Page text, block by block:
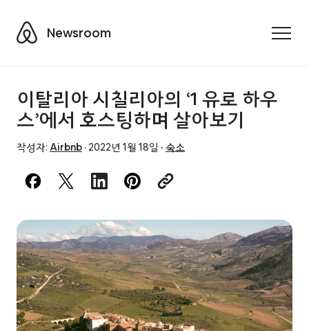
AirbnbNewsroom
이탈리아 시칠리아의 ‘1 유로 하우
스’에서 호스팅하며 살아보기
작성자: Airbnb · 2022년 1월 18일 · 숙소